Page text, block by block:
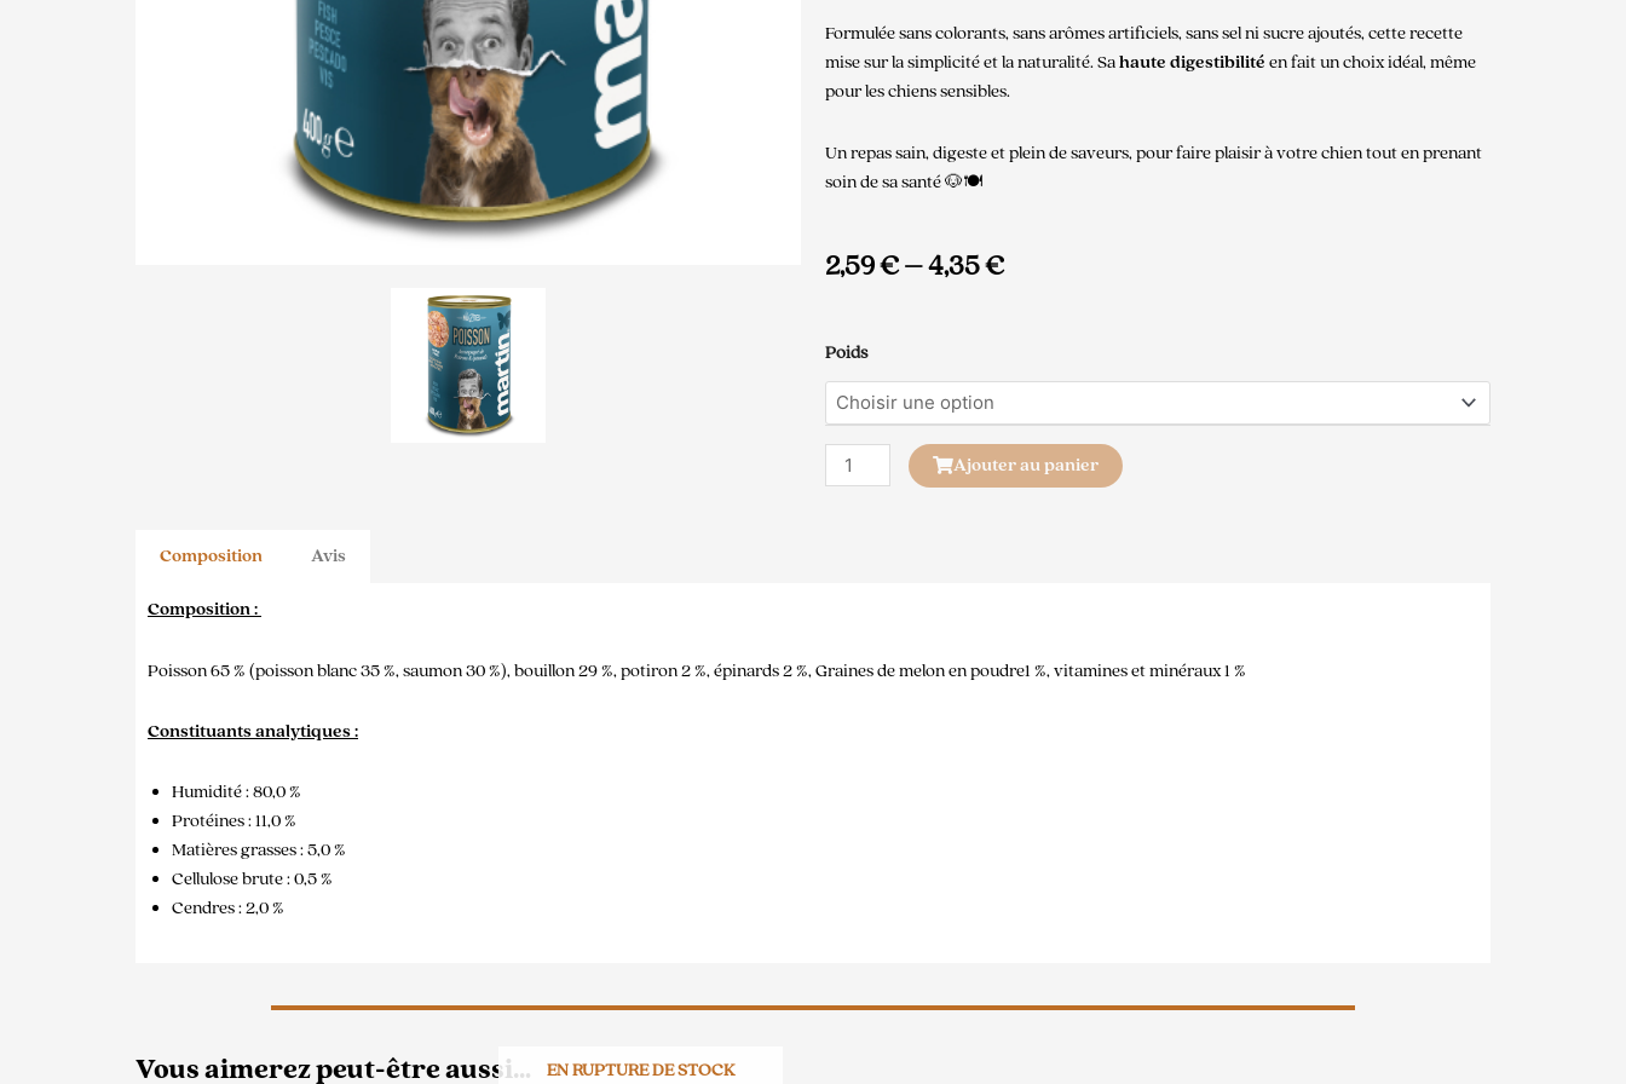
Formulée sans colorants, sans arômes artificiels, sans sel ni sucre ajoutés, cette recette
mise sur la simplicité et la naturalité. Sahaute digestibilité en fait un choix idéal, même
pour les chiens sensibles.
Un repas sain, digeste et plein de saveurs, pour faire plaisir à votre chien tout en prenant
soin de sa santé 🐶🍽️
2,59€–4,35€
Poids
quantité
de
Mijoté
Chien
Ajouter au panier
Composition Avis
Composition :
Poisson 65 % (poisson blanc 35 %, saumon 30 %), bouillon 29 %, potiron 2 %, épinards 2 %, Graines de melon en poudre1 %, vitamines et minéraux 1 %
Constituants analytiques :
Humidité : 80,0 %
Protéines : 11,0 %
Matières grasses : 5,0 %
Cellulose brute : 0,5 %
Cendres : 2,0 %
Vous aimerez peut-être aussi… EN RUPTURE DE STOCK